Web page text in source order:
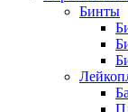
Бинты